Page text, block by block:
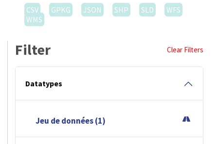
CSV
GPKG JSON SHP SLD
WFS
WMS
Filter Clear Filters
Datatypes
Jeu de données (1)